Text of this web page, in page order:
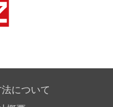
について